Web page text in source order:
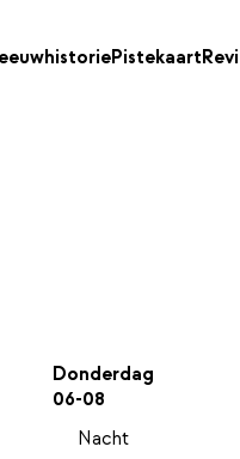
Pistekaart
Donderdag
06-08
Nacht